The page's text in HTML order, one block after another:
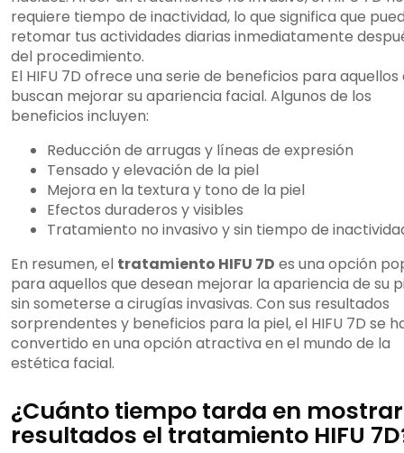
requiere tiempo de inactividad, lo que significa que
retomar tus actividades diarias inmediatamente
del procedimiento.
El HIFU 7D ofrece una serie de beneficios para aquellos
buscan mejorar su apariencia facial. Algunos de los
beneficios incluyen:
Reducción de arrugas y líneas de expresión
Tensado y elevación de la piel
Mejora en la textura y tono de la piel
Efectos duraderos y visibles
Tratamiento no invasivo y sin tiempo de
En resumen, el tratamiento HIFU 7D es una opción
para aquellos que desean mejorar la apariencia de su
sin someterse a cirugías invasivas. Con sus resultados
sorprendentes y beneficios para la piel, el HIFU 7D se
convertido en una opción atractiva en el mundo de la
estética facial.
¿Cuánto tiempo tarda en mostrar
resultados el tratamiento HIFU